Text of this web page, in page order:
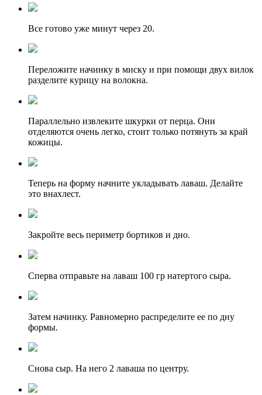
Все готово уже минут через 20.
Переложите начинку в миску и при помощи двух вилок
разделите курицу на волокна.
Параллельно извлеките шкурки от перца. Они
отделяются очень легко, стоит только потянуть за край
кожицы.
Теперь на форму начните укладывать лаваш. Делайте
это внахлест.
Закройте весь периметр бортиков и дно.
Сперва отправьте на лаваш 100 гр натертого сыра.
Затем начинку. Равномерно распределите ее по дну
формы.
Снова сыр. На него 2 лаваша по центру.